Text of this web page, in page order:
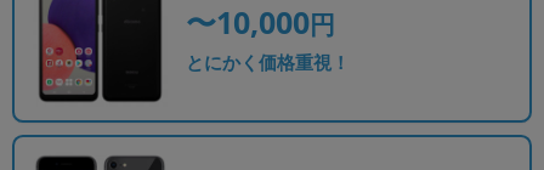
〜10,000円
とにかく価格重視！